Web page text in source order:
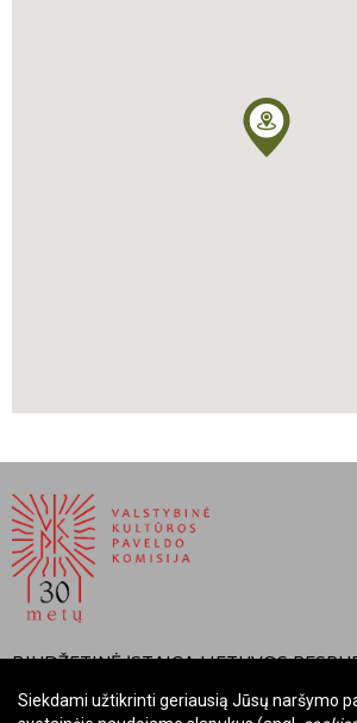
Nida Gaidauskienė „Dviejų meninių
atsparos“, Sovijus, 2024, T.12, Nr. 1, p.
BIUDŽETINĖ ĮSTAIGA LIETUVOS
VALSTYBINĖ KULTŪROS PAVELDO
Siekdami užtikrinti geriausią Jūsų naršymo